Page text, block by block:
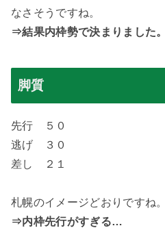
なさそうですね。
⇒結果内枠勢で決まりました。
脚質
先行 ５０
逃げ ３０
差し ２１
札幌のイメージどおりですね
⇒内枠先行がすぎる…